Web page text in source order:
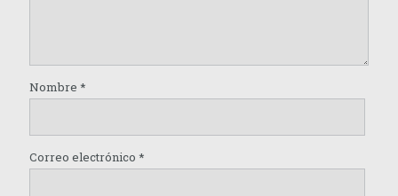
Nombre *
Correo electrónico *